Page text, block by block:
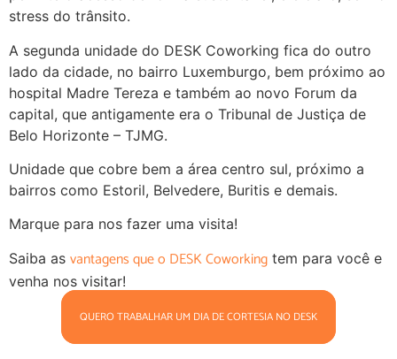
stress do trânsito.
A segunda unidade do DESK Coworking fica do outro
lado da cidade, no bairro Luxemburgo, bem próximo ao
hospital Madre Tereza e também ao novo Forum da
capital, que antigamente era o Tribunal de Justiça de
Belo Horizonte – TJMG.
Unidade que cobre bem a área centro sul, próximo a
bairros como Estoril, Belvedere, Buritis e demais.
Marque para nos fazer uma visita!
Saiba as vantagens que o DESK Coworking tem para você e
venha nos visitar!
QUERO TRABALHAR UM DIA DE CORTESIA NO DESK